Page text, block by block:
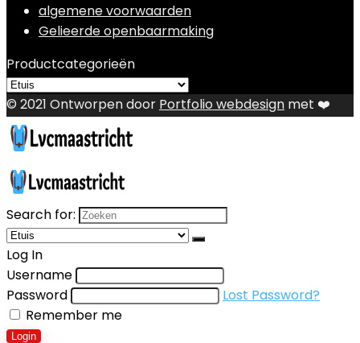
algemene voorwaarden
Gelieerde openbaarmaking
Productcategorieën
© 2021 Ontworpen door Portfolio webdesign met ❤️
Search for:
Log In
Username
Password
Lost Password?
Remember me
Login